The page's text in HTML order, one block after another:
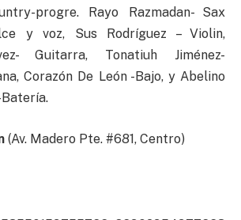
progre. Rayo Razmadan- Sax
y voz, Sus Rodríguez – Violin,
Guitarra, Tonatiuh Jiménez-
Corazón De León -Bajo, y Abelino
(Av. Madero Pte. #681, Centro)